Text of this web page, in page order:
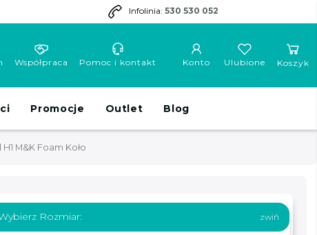
Infolinia: 530 530 052
Współpraca Pomoc i kontakt Konto Koszyk
Ulubione
Promocje Outlet Blog
M&K Foam Koło
Rozmiar: